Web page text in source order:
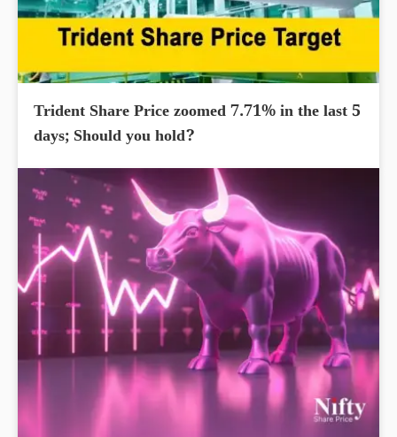
Trident Share Price zoomed 7.71% in the last 5
days; Should you hold?